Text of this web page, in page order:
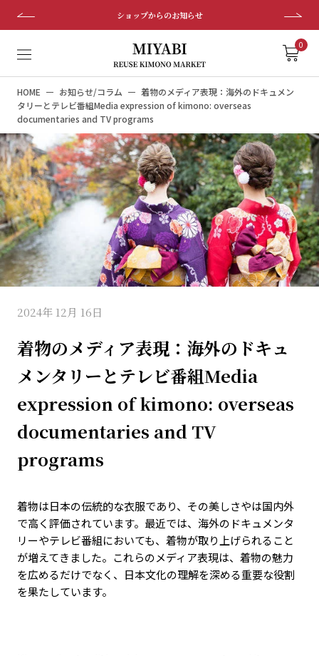
し
テ
ン
ツ
に
移
動
す
る
ショップからのお知らせ
0
HOME お知らせ/コラム
着物のメディア表現：海外のドキュメン
タリーとテレビ番組Media expression of kimono: overseas
documentaries and TV programs
2024年 12月 16日
着物のメディア表現：海外のドキュ
メンタリーとテレビ番組Media
expression of kimono: overseas
documentaries and TV
programs
着物は日本の伝統的な衣服であり、その美しさやは国内外
で高く評価されています。最近では、海外のドキュメンタ
リーやテレビ番組においても、着物が取り上げられること
が増えてきました。これらのメディア表現は、着物の魅力
を広めるだけでなく、日本文化の理解を深める重要な役割
を果たしています。